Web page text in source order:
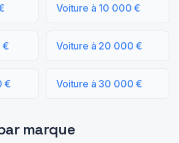
Voiture à 10 000 €
€ Voiture à 20 000 €
€ Voiture à 30 000 €
marque